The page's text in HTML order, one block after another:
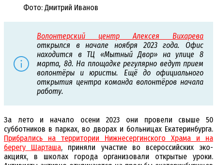
Фото: Дмитрий Иванов
Волонтерский центр Алексея Вихарева
открылся в начале ноября 2023 года. Офис
находится в ТЦ «Мытный Двор» на улице 8
марта, 8д. На площадке регулярно ведут прием
волонтёры и юристы. Ещё до официального
открытия центра команда волонтёров начала
работу.
За лето и начало осени 2023 они провели свыше 50
субботников в парках, во дворах и больницах Екатеринбурга.
Прибрались на территории Нижнесергинского Храма и на
берегу Шарташа, приняли участие во всероссийских эко-
акциях, в школах города организовали открытые уроки.